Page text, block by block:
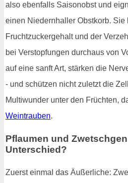
also ebenfalls Saisonobst und
einen Niedernhaller Obstkorb. Sie
Fruchtzuckergehalt und der
bei Verstopfungen durchaus von
auf eine sanft Art, stärken die
- und schützen nicht zuletzt die
Multiwunder unter den Früchten,
Weintrauben.
Pflaumen und
Unterschied?
Zuerst einmal das Äußerliche: